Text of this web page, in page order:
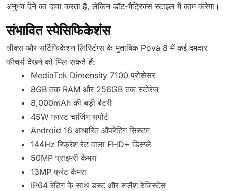
अनुभव देने का दावा करता है, लेकिन डॉट-मैट्रिक्स स्टाइल में काम करेगा।
संभावित स्पेसिफिकेशंस
लीक्स और सर्टिफिकेशन लिस्टिंग्स के मुताबिक Pova 8 में कई दमदार
फीचर्स देखने को मिल सकते हैं:
MediaTek Dimensity 7100 प्रोसेसर
8GB तक RAM और 256GB तक स्टोरेज
8,000mAh की बड़ी बैटरी
45W फास्ट चार्जिंग सपोर्ट
Android 16 आधारित ऑपरेटिंग सिस्टम
144Hz रिफ्रेश रेट वाला FHD+ डिस्प्ले
50MP प्राइमरी कैमरा
13MP फ्रंट कैमरा
IP64 रेटिंग के साथ डस्ट और स्प्लैश रेजिस्टेंस